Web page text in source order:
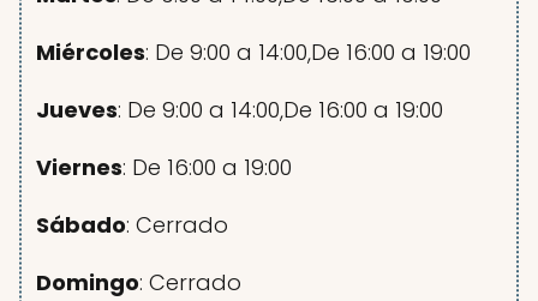
Miércoles: De 9:00 a 14:00,De 16:00 a 19:00
Jueves: De 9:00 a 14:00,De 16:00 a 19:00
Viernes: De 16:00 a 19:00
Sábado: Cerrado
Domingo: Cerrado